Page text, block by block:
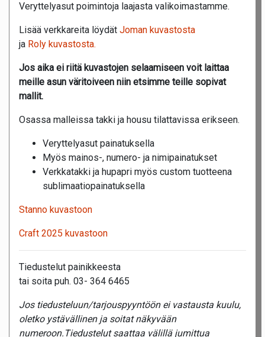
Veryttelyasut poimintoja laajasta valikoimastamme.
Lisää verkkareita löydät Joman kuvastosta
ja Roly kuvastosta.
Jos aika ei riitä kuvastojen selaamiseen voit laittaa
meille asun väritoiveen niin etsimme teille sopivat
mallit.
Osassa malleissa takki ja housu tilattavissa erikseen.
Veryttelyasut painatuksella
Myös mainos-, numero- ja nimipainatukset
Verkkatakki ja hupapri myös custom tuotteena
sublimaatiopainatuksella
Stanno kuvastoon
Craft 2025 kuvastoon
Tiedustelut painikkeesta
tai soita puh. 03- 364 6465
Jos tiedusteluun/tarjouspyyntöön ei vastausta kuulu,
oletko ystävällinen ja soitat näkyvään
numeroon.Tiedustelut saattaa välillä jumittua